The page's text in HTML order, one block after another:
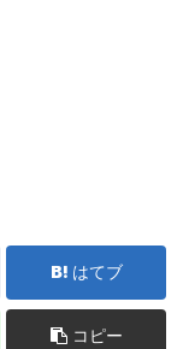
はてブ
コピー